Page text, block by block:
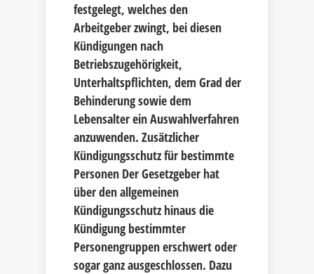
festgelegt, welches den
Arbeitgeber zwingt, bei diesen
Kündigungen nach
Betriebszugehörigkeit,
Unterhaltspflichten, dem Grad der
Behinderung sowie dem
Lebensalter ein Auswahlverfahren
anzuwenden. Zusätzlicher
Kündigungsschutz für bestimmte
Personen Der Gesetzgeber hat
über den allgemeinen
Kündigungsschutz hinaus die
Kündigung bestimmter
Personengruppen erschwert oder
sogar ganz ausgeschlossen. Dazu